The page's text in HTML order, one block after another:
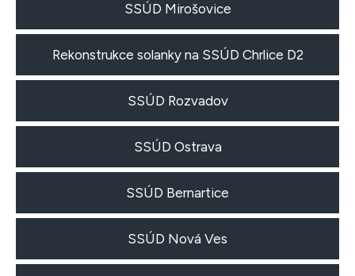
SSÚD Mirošovice
Rekonstrukce solanky na SSÚD Chrlice D2
SSÚD Rozvadov
SSÚD Ostrava
SSÚD Bernartice
SSÚD Nová Ves